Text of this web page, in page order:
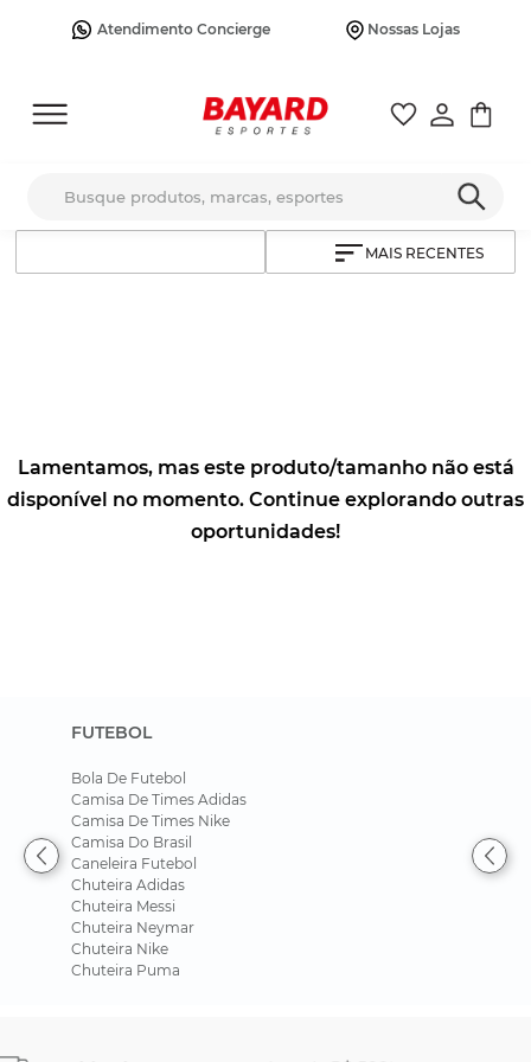
Atendimento Concierge Nossas Lojas
MAIS RECENTES
FUTEBOL
Bola De Futebol
Camisa De Times Adidas
Camisa De Times Nike
Camisa Do Brasil
Caneleira Futebol
Chuteira Adidas
Chuteira Messi
Chuteira Neymar
Chuteira Nike
Chuteira Puma